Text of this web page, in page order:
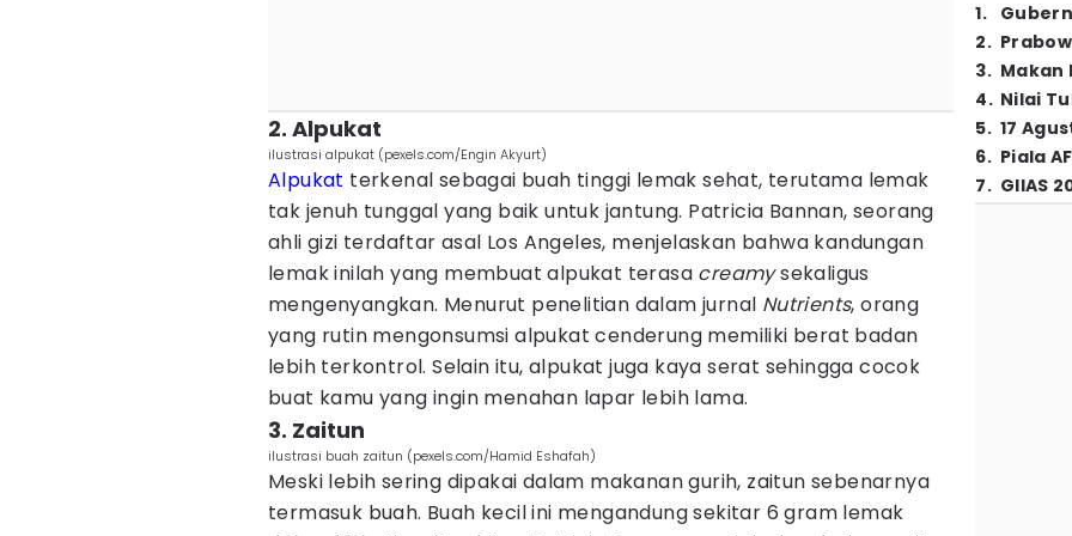
2. Alpukat
ilustrasi alpukat (pexels.com/Engin Akyurt)
Alpukat terkenal sebagai buah tinggi lemak sehat, terutama lemak
tak jenuh tunggal yang baik untuk jantung. Patricia Bannan, seorang
ahli gizi terdaftar asal Los Angeles, menjelaskan bahwa kandungan
lemak inilah yang membuat alpukat terasa creamysekaligus
mengenyangkan. Menurut penelitian dalam jurnal Nutrients, orang
yang rutin mengonsumsi alpukat cenderung memiliki berat badan
lebih terkontrol. Selain itu, alpukat juga kaya serat sehingga cocok
buat kamu yang ingin menahan lapar lebih lama.
3. Zaitun
ilustrasi buah zaitun (pexels.com/Hamid Eshafah)
Meski lebih sering dipakai dalam makanan gurih, zaitun sebenarnya
termasuk buah. Buah kecil ini mengandung sekitar 6 gram lemak
1.
2.
3. Makan
4. Nilai
5. 17
6. Piala
7. GIIAS